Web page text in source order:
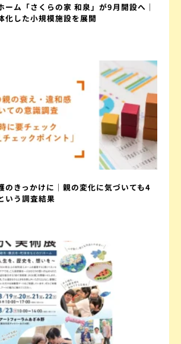
ーム「さくらの家 和泉」が9月開設へ｜
化した小規模施設を展開
のきっかけに｜親の変化に気づいても4
いう調査結果